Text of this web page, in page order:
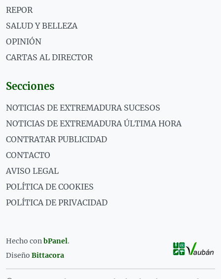
REPOR
SALUD Y BELLEZA
OPINIÓN
CARTAS AL DIRECTOR
Secciones
NOTICIAS DE EXTREMADURA SUCESOS
NOTICIAS DE EXTREMADURA ÚLTIMA HORA
CONTRATAR PUBLICIDAD
CONTACTO
AVISO LEGAL
POLÍTICA DE COOKIES
POLÍTICA DE PRIVACIDAD
Hecho conbPanel.
Diseño Bittacora